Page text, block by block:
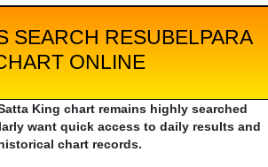
SEARCH RESUBELPARA
ONLINE
King chart remains highly searched
want quick access to daily results and
chart records.